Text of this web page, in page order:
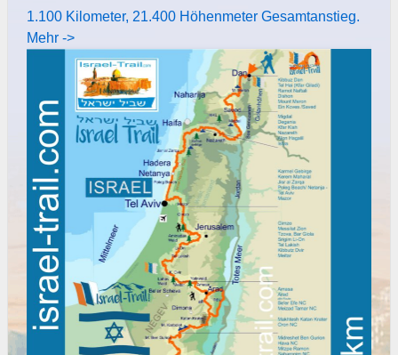
1.100 Kilometer, 21.400 Höhenmeter Gesamtanstieg.
Mehr ->